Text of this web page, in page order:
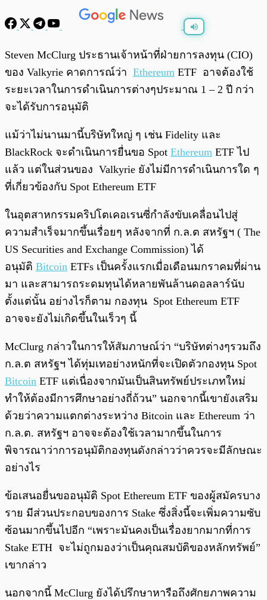
Steven McClurg ประธานเจ้าหน้าที่ฝ่ายการลงทุน (CIO)
ของ Valkyrie คาดการณ์ว่า Ethereum ETF อาจต้องใช้
ระยะเวลาในการดำเนินการต่างๆประมาณ 1 – 2 ปี กว่า
จะได้รับการอนุมัติ
แม้ว่าไม่นานมานี้บริษัทใหญ่ ๆ เช่น Fidelity และ
BlackRock จะดำเนินการยื่นขอ Spot Ethereum ETF ไป
แล้ว แต่ในส่วนของ Valkyrie ยังไม่มีการดำเนินการใด ๆ
ที่เกี่ยวข้องกับ Spot Ethereum ETF
ในอุตสาหกรรมคริปโตเคอเรนซี่กำลังขับเคลื่อนไปสู่
ความสำเร็จมากขึ้นเรื่อยๆ หลังจากที่ ก.ล.ต สหรัฐฯ ( The
US Securities and Exchange Commission) ได้
อนุมัติ Bitcoin ETFs เป็นครั้งแรกเมื่อเดือนมกราคมที่ผ่าน
มา และสามารถระดมทุนได้หลายพันล้านดอลลาร์นับ
ตั้งแต่นั้น อย่างไรก็ตาม กองทุน Spot Ethereum ETF
อาจจะยังไม่เกิดขึ้นในเร็วๆ นี้
McClurg กล่าวในการให้สัมภาษณ์ว่า “บริษัทต่างๆรวมถึง
ก.ล.ต สหรัฐฯ ได้ทุ่มเทอย่างหนักที่จะเปิดตัวกองทุน Spot
Bitcoin ETF แต่เนื่องจากมันเป็นสินทรัพย์ประเภทใหม่
ทำให้ต้องมีการศึกษาอย่างถี่ถ้วน” นอกจากนี้เขายังเสริม
ด้วยว่าความแตกต่างระหว่าง Bitcoin และ Ethereum ว่า
ก.ล.ต. สหรัฐฯ อาจจะต้องใช้เวลามากขึ้นในการ
พิจารณาว่าการอนุมัติกองทุนดังกล่าวว่าควรจะมีลักษณะ
อย่างไร
ข้อเสนอยื่นขออนุมัติ Spot Ethereum ETF ของผู้สมัครบาง
ราย มีส่วนประกอบของการ Stake ซึ่งสิ่งนี้จะเพิ่มความซับ
ซ้อนมากขึ้นไปอีก “เพราะมันคงเป็นเรื่องยากมากที่การ
Stake ETH จะไม่ถูกมองว่าเป็นคุณสมบัติของหลักทรัพย์”
เขากล่าว
นอกจากนี้ McClurg ยังได้ปรึกษาหารือถึงศักยภาพความ